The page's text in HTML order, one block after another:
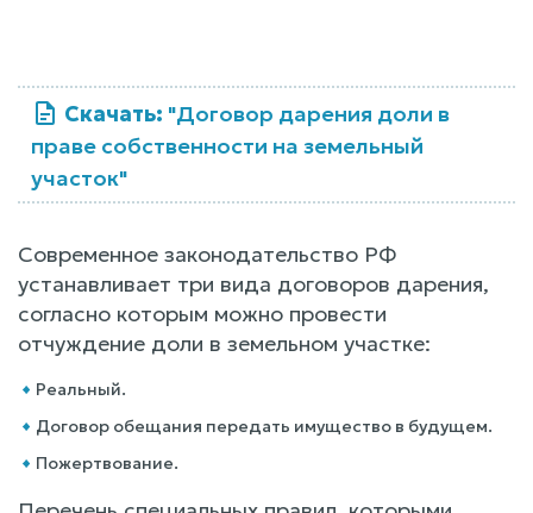
Скачать: "Договор дарения доли в
праве собственности на земельный
участок"
Современное законодательство РФ
устанавливает три вида договоров дарения,
согласно которым можно провести
отчуждение доли в земельном участке:
Реальный.
Договор обещания передать имущество в будущем.
Пожертвование.